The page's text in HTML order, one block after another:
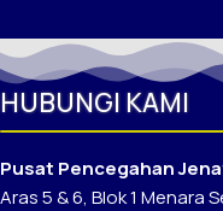
HUBUNGI KAMI
Pusat Pencegahan
Aras 5 & 6, Blok 1 Menara